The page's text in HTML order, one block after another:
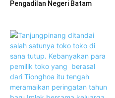
Pengadilan Negeri Batam